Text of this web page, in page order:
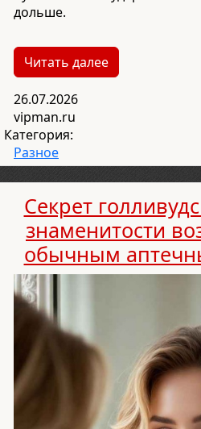
дольше.
Читать далее
26.07.2026
vipman.ru
Категория:
Разное
Секрет
знаменитости
обычным